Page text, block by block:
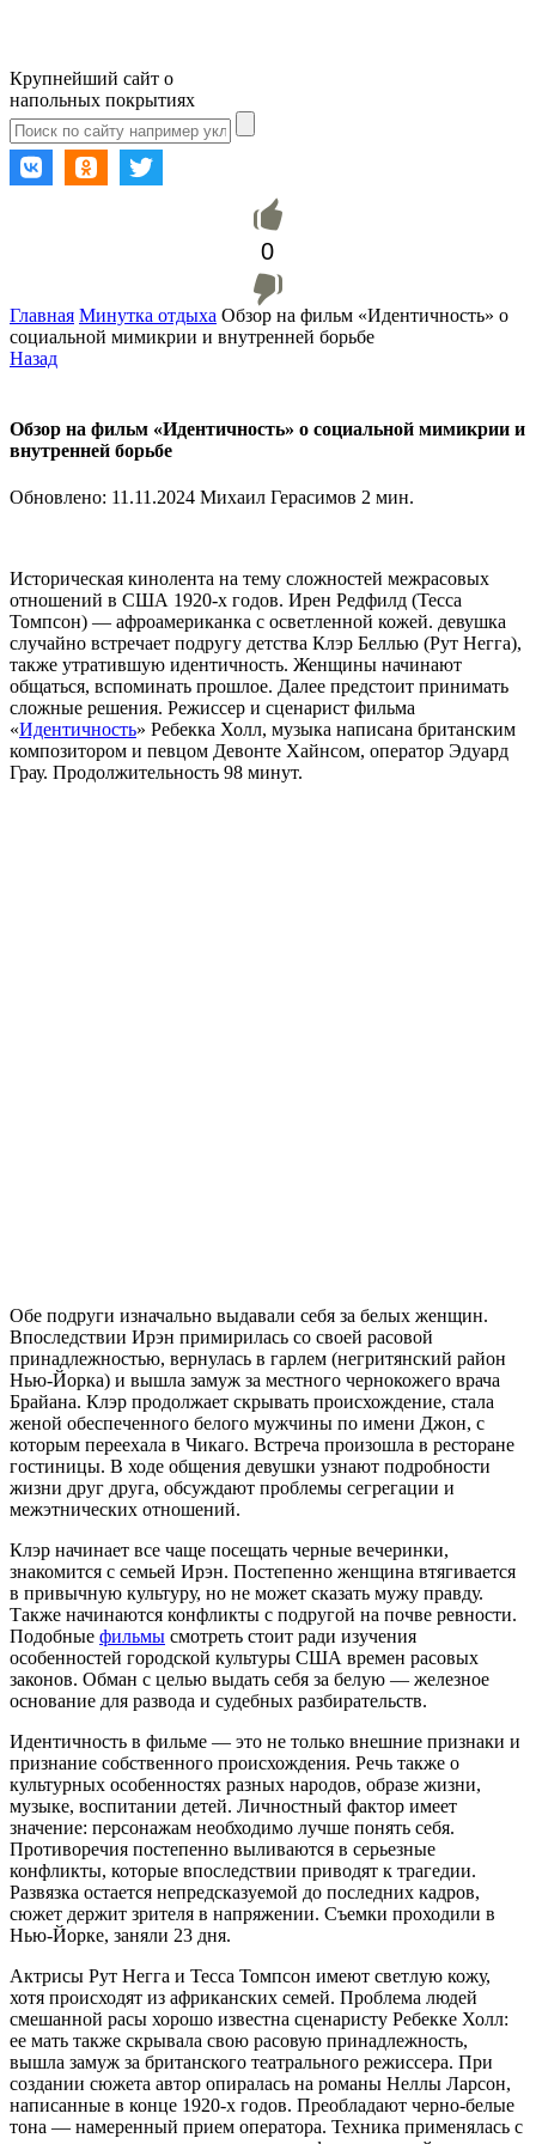
Крупнейший сайт о
напольных покрытиях
0
Главная Минутка отдыха Обзор на фильм «Идентичность» о
социальной мимикрии и внутренней борьбе
Назад
Обзор на фильм «Идентичность» о социальной мимикрии и
внутренней борьбе
Обновлено: 11.11.2024 Михаил Герасимов 2 мин.
Историческая кинолента на тему сложностей межрасовых
отношений в США 1920-х годов. Ирен Редфилд (Тесса
Томпсон) — афроамериканка с осветленной кожей. девушка
случайно встречает подругу детства Клэр Беллью (Рут Негга),
также утратившую идентичность. Женщины начинают
общаться, вспоминать прошлое. Далее предстоит принимать
сложные решения. Режиссер и сценарист фильма
«Идентичность» Ребекка Холл, музыка написана британским
композитором и певцом Девонте Хайнсом, оператор Эдуард
Грау. Продолжительность 98 минут.
Обе подруги изначально выдавали себя за белых женщин.
Впоследствии Ирэн примирилась со своей расовой
принадлежностью, вернулась в гарлем (негритянский район
Нью-Йорка) и вышла замуж за местного чернокожего врача
Брайана. Клэр продолжает скрывать происхождение, стала
женой обеспеченного белого мужчины по имени Джон, с
которым переехала в Чикаго. Встреча произошла в ресторане
гостиницы. В ходе общения девушки узнают подробности
жизни друг друга, обсуждают проблемы сегрегации и
межэтнических отношений.
Клэр начинает все чаще посещать черные вечеринки,
знакомится с семьей Ирэн. Постепенно женщина втягивается
в привычную культуру, но не может сказать мужу правду.
Также начинаются конфликты с подругой на почве ревности.
Подобные фильмы смотреть стоит ради изучения
особенностей городской культуры США времен расовых
законов. Обман с целью выдать себя за белую — железное
основание для развода и судебных разбирательств.
Идентичность в фильме — это не только внешние признаки и
признание собственного происхождения. Речь также о
культурных особенностях разных народов, образе жизни,
музыке, воспитании детей. Личностный фактор имеет
значение: персонажам необходимо лучше понять себя.
Противоречия постепенно выливаются в серьезные
конфликты, которые впоследствии приводят к трагедии.
Развязка остается непредсказуемой до последних кадров,
сюжет держит зрителя в напряжении. Съемки проходили в
Нью-Йорке, заняли 23 дня.
Актрисы Рут Негга и Тесса Томпсон имеют светлую кожу,
хотя происходят из африканских семей. Проблема людей
смешанной расы хорошо известна сценаристу Ребекке Холл:
ее мать также скрывала свою расовую принадлежность,
вышла замуж за британского театрального режиссера. При
создании сюжета автор опиралась на романы Неллы Ларсон,
написанные в конце 1920-х годов. Преобладают черно-белые
тона — намеренный прием оператора. Техника применялась с